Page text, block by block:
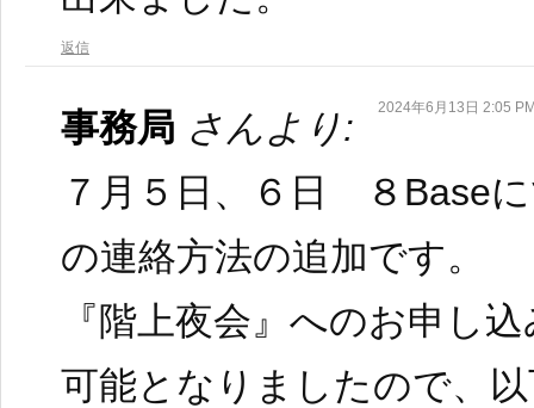
返信
事務局 さんより: 2024年6月13日 2:05
７月５日、６日 ８Base
の連絡方法の追加です。
『階上夜会』へのお申し
可能となりましたので、